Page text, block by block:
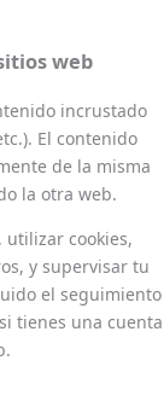
web
incrustado
El contenido
de la misma
la otra web.
utilizar cookies,
y supervisar tu
el seguimiento
tienes una cuenta